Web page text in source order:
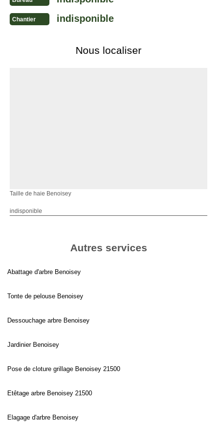
Chantier indisponible
Nous localiser
Taille de haie Benoisey
indisponible
Autres services
Abattage d'arbre Benoisey
Tonte de pelouse Benoisey
Dessouchage arbre Benoisey
Jardinier Benoisey
Pose de cloture grillage Benoisey 21500
Etêtage arbre Benoisey 21500
Elagage d'arbre Benoisey